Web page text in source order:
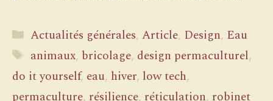
Catégories
Actualités générales,Article, Design, Eau
Étiquettes
animaux, bricolage, design permaculturel,
do it yourself, eau, hiver, low tech,
permaculture, résilience, réticulation, robinet